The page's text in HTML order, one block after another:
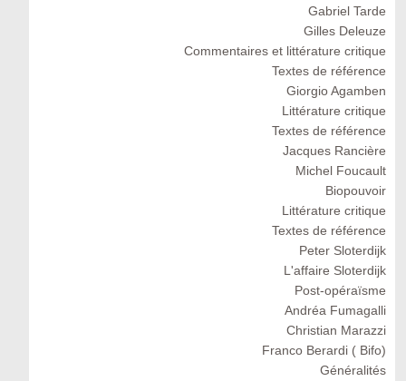
Gabriel Tarde
Gilles Deleuze
Commentaires et littérature critique
Textes de référence
Giorgio Agamben
Littérature critique
Textes de référence
Jacques Rancière
Michel Foucault
Biopouvoir
Littérature critique
Textes de référence
Peter Sloterdijk
L'affaire Sloterdijk
Post-opéraïsme
Andréa Fumagalli
Christian Marazzi
Franco Berardi ( Bifo)
Généralités